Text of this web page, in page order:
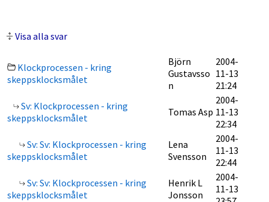
Visa alla svar
Klockprocessen - kring
skeppsklocksmålet
Björn
Gustavsso
n
2004-
11-13
21:24
Sv: Klockprocessen - kring
skeppsklocksmålet
Tomas Asp
2004-
11-13
22:34
Sv: Sv: Klockprocessen - kring
skeppsklocksmålet
Lena
Svensson
2004-
11-13
22:44
Sv: Sv: Klockprocessen - kring
skeppsklocksmålet
Henrik L
Jonsson
2004-
11-13